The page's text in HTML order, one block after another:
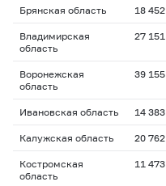
Брянская область 18 452
Владимирская
область
27 151
Воронежская
область
39 155
Ивановская область 14 383
Калужская область 20 762
Костромская
область
11 473